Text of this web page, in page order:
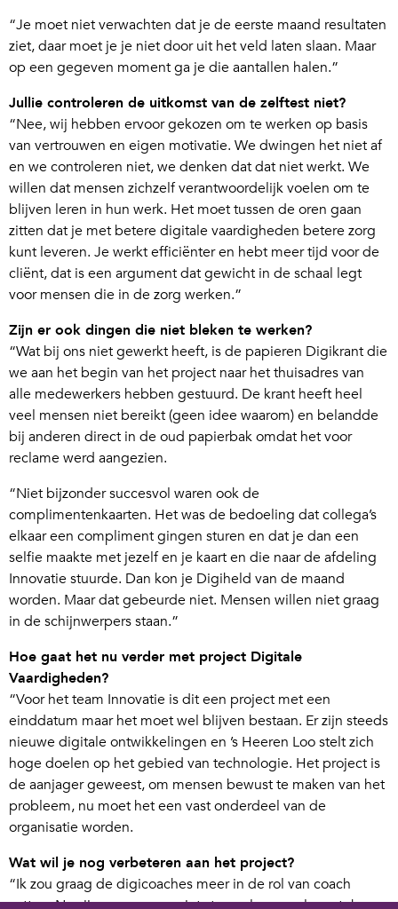
“Je moet niet verwachten dat je de eerste maand resultaten
ziet, daar moet je je niet door uit het veld laten slaan. Maar
op een gegeven moment ga je die aantallen halen.”
Jullie controleren de uitkomst van de zelftest niet?
“Nee, wij hebben ervoor gekozen om te werken op basis
van vertrouwen en eigen motivatie. We dwingen het niet af
en we controleren niet, we denken dat dat niet werkt. We
willen dat mensen zichzelf verantwoordelijk voelen om te
blijven leren in hun werk. Het moet tussen de oren gaan
zitten dat je met betere digitale vaardigheden betere zorg
kunt leveren. Je werkt efficiënter en hebt meer tijd voor de
cliënt, dat is een argument dat gewicht in de schaal legt
voor mensen die in de zorg werken.”
Zijn er ook dingen die niet bleken te werken?
“Wat bij ons niet gewerkt heeft, is de papieren Digikrant die
we aan het begin van het project naar het thuisadres van
alle medewerkers hebben gestuurd. De krant heeft heel
veel mensen niet bereikt (geen idee waarom) en belandde
bij anderen direct in de oud papierbak omdat het voor
reclame werd aangezien.
“Niet bijzonder succesvol waren ook de
complimentenkaarten. Het was de bedoeling dat collega’s
elkaar een compliment gingen sturen en dat je dan een
selfie maakte met jezelf en je kaart en die naar de afdeling
Innovatie stuurde. Dan kon je Digiheld van de maand
worden. Maar dat gebeurde niet. Mensen willen niet graag
in de schijnwerpers staan.”
Hoe gaat het nu verder met project Digitale
Vaardigheden?
“Voor het team Innovatie is dit een project met een
einddatum maar het moet wel blijven bestaan. Er zijn steeds
nieuwe digitale ontwikkelingen en ’s Heeren Loo stelt zich
hoge doelen op het gebied van technologie. Het project is
de aanjager geweest, om mensen bewust te maken van het
probleem, nu moet het een vast onderdeel van de
organisatie worden.
Wat wil je nog verbeteren aan het project?
“Ik zou graag de digicoaches meer in de rol van coach